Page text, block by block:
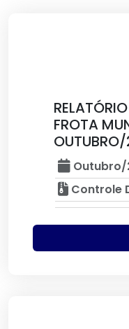
FROTA
Outubro/
Controle